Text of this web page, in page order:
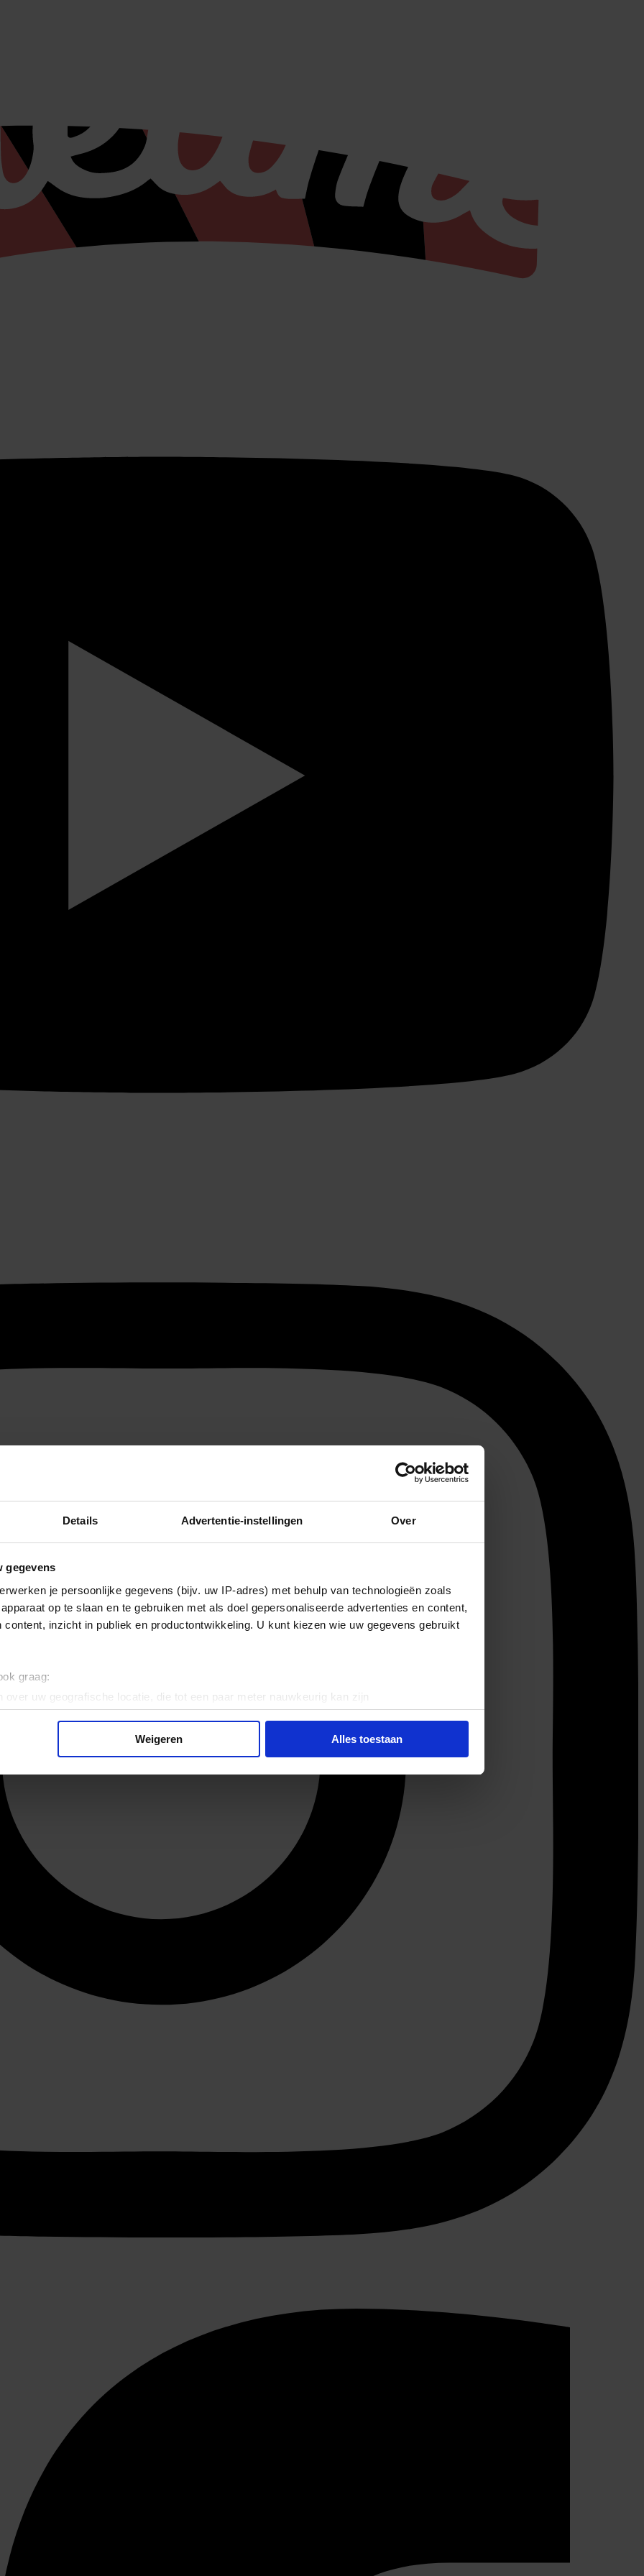
Details Advertentie-instellingen Over
gegevens
je persoonlijke gegevens (bijv. uw IP-adres) met behulp van technologieën zoals
op te slaan en te gebruiken met als doel gepersonaliseerde advertenties en content,
content, inzicht in publiek en productontwikkeling. U kunt kiezen wie uw gegevens gebruikt
graag:
over uw geografische locatie, die tot een paar meter nauwkeurig kan zijn
door het actief te scannen op specifieke eigenschappen (fingerprinting)
gegevens worden verwerkt en stel uw voorkeuren in het
detailgedeelte
en advertenties te personaliseren, om functies voor social media te bieden en om ons
Ook delen we informatie over uw gebruik van onze site met onze partners voor social
Deze partners kunnen deze gegevens combineren met andere informatie die u aan ze heeft
op basis van uw gebruik van hun services.
Weigeren Alles toestaan